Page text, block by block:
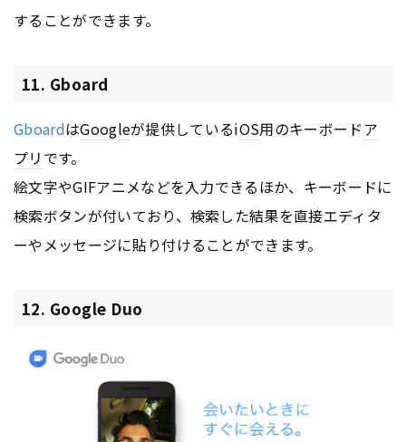
することができます。
11. Gboard
GboardはGoogleが提供しているiOS用のキーボードア
プリ です。
絵文字やGIFアニメなどを入力できるほか、キーボードに
検索ボタンが付いており、検索した結果を直接エディタ
ーやメッセージに貼り付けることができます。
12. Google Duo